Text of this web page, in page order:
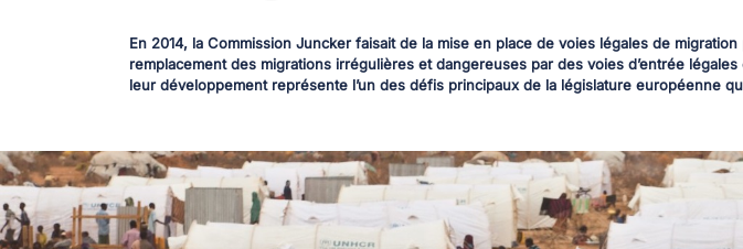
En 2014, la Commission Juncker faisait de la mise en place de voies légales de
remplacement des migrations irrégulières et dangereuses par des voies d’entrée
leur développement représente l’un des défis principaux de la législature européenne